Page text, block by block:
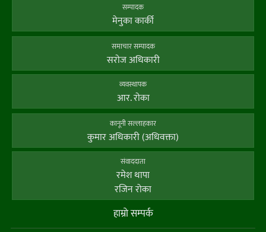
सम्पादक
मेनुका कार्की
समाचार सम्पादक
सराेज अधिकारी
व्यवस्थापक
आर. राेका
कानूनी सल्लाहकार
कुमार अधिकारी (अधिवक्ता)
संवाददाता
रमेश थापा
रजिन रोका
हाम्राे सम्पर्क